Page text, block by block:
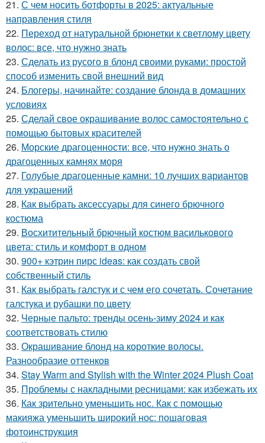
21. С чем носить ботфорты в 2025: актуальные
направления стиля
22. Переход от натуральной брюнетки к светлому цвету
волос: все, что нужно знать
23. Сделать из русого в блонд своими руками: простой
способ изменить свой внешний вид
24. Блогеры, начинайте: создание блонда в домашних
условиях
25. Сделай свое окрашивание волос самостоятельно с
помощью бытовых красителей
26. Морские драгоценности: все, что нужно знать о
драгоценных камнях моря
27. Голубые драгоценные камни: 10 лучших вариантов
для украшений
28. Как выбрать аксессуары для синего брючного
костюма
29. Восхитительный брючный костюм василькового
цвета: стиль и комфорт в одном
30. 900+ кэтрин пирс ideas: как создать свой
собственный стиль
31. Как выбрать галстук и с чем его сочетать. Сочетание
галстука и рубашки по цвету
32. Черные пальто: тренды осень-зиму 2024 и как
соответствовать стилю
33. Окрашивание блонд на короткие волосы.
Разнообразие оттенков
34. Stay Warm and Stylish with the Winter 2024 Plush Coat
35. Проблемы с накладными ресницами: как избежать их
36. Как зрительно уменьшить нос. Как с помощью
макияжа уменьшить широкий нос: пошаговая
фотоинструкция